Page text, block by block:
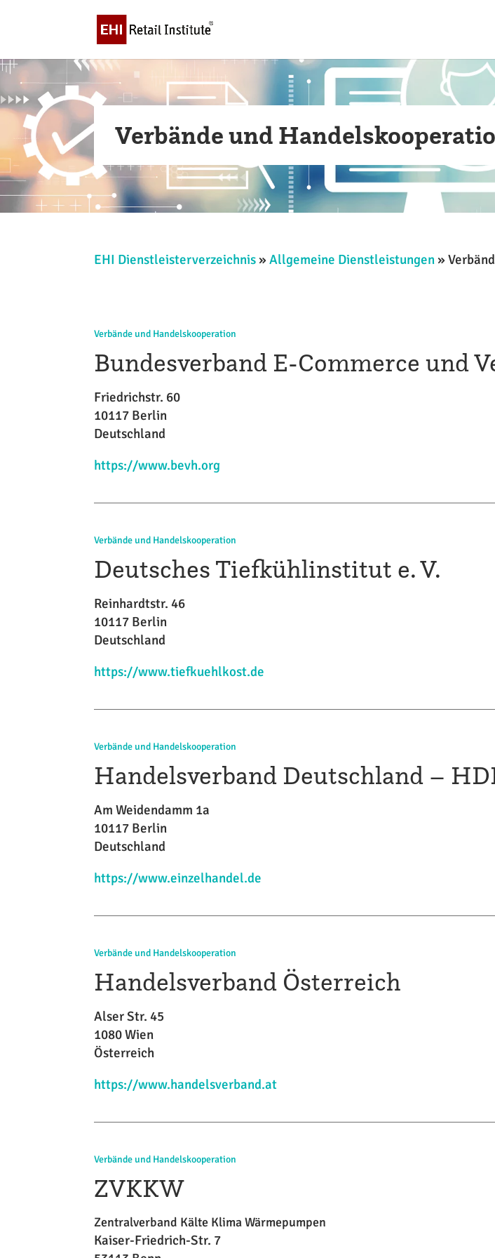
Verbände und
EHI Dienstleisterverzeichnis »Allgemeine Dienstleistungen »
Verbände und Handelskooperation
Bundesverband E-Commerce und
Friedrichstr. 60
10117 Berlin
Deutschland
https://www.bevh.org
Verbände und Handelskooperation
Deutsches Tiefkühlinstitut e. V.
Reinhardtstr. 46
10117 Berlin
Deutschland
https://www.tiefkuehlkost.de
Verbände und Handelskooperation
Handelsverband Deutschland –
Am Weidendamm 1a
10117 Berlin
Deutschland
https://www.einzelhandel.de
Verbände und Handelskooperation
Handelsverband Österreich
Alser Str. 45
1080 Wien
Österreich
https://www.handelsverband.at
Verbände und Handelskooperation
ZVKKW
Zentralverband Kälte Klima Wärmepumpen
Kaiser-Friedrich-Str. 7